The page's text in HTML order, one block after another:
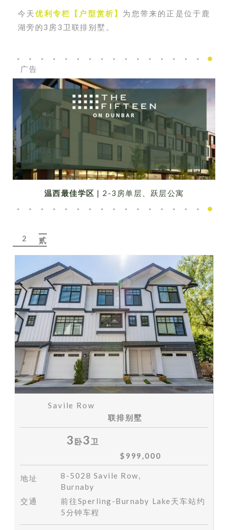
今天优利专栏【户型赏析】 为您带来的正是位于鹿
湖旁的3房3卫联排别墅。
广告
温西最佳学区 | 2-3房单层、跃层公寓
2 贰
Savile Row
联排别墅
3 卧3 卫
$999,000
地址
8-5028 Savile Row,
Burnaby
交通
前往Sperling-Burnaby Lake天车站约
5分钟车程